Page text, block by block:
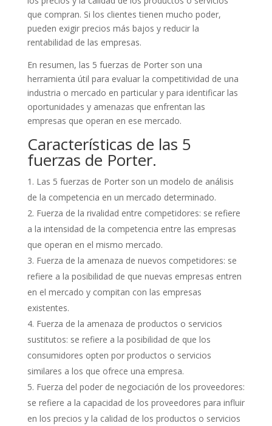
que compran. Si los clientes tienen mucho poder,
pueden exigir precios más bajos y reducir la
rentabilidad de las empresas.
En resumen, las 5 fuerzas de Porter son una
herramienta útil para evaluar la competitividad de una
industria o mercado en particular y para identificar las
oportunidades y amenazas que enfrentan las
empresas que operan en ese mercado.
Características de las 5
fuerzas de Porter.
Las 5 fuerzas de Porter son un modelo de análisis
de la competencia en un mercado determinado.
Fuerza de la rivalidad entre competidores: se refiere
a la intensidad de la competencia entre las empresas
que operan en el mismo mercado.
Fuerza de la amenaza de nuevos competidores: se
refiere a la posibilidad de que nuevas empresas entren
en el mercado y compitan con las empresas
existentes.
Fuerza de la amenaza de productos o servicios
sustitutos: se refiere a la posibilidad de que los
consumidores opten por productos o servicios
similares a los que ofrece una empresa.
Fuerza del poder de negociación de los proveedores:
se refiere a la capacidad de los proveedores para influir
en los precios y la calidad de los productos o servicios